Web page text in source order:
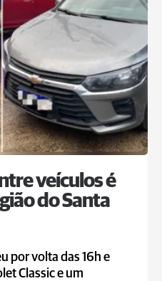
veículos é
do Santa
por volta das 16h e
Classic e um